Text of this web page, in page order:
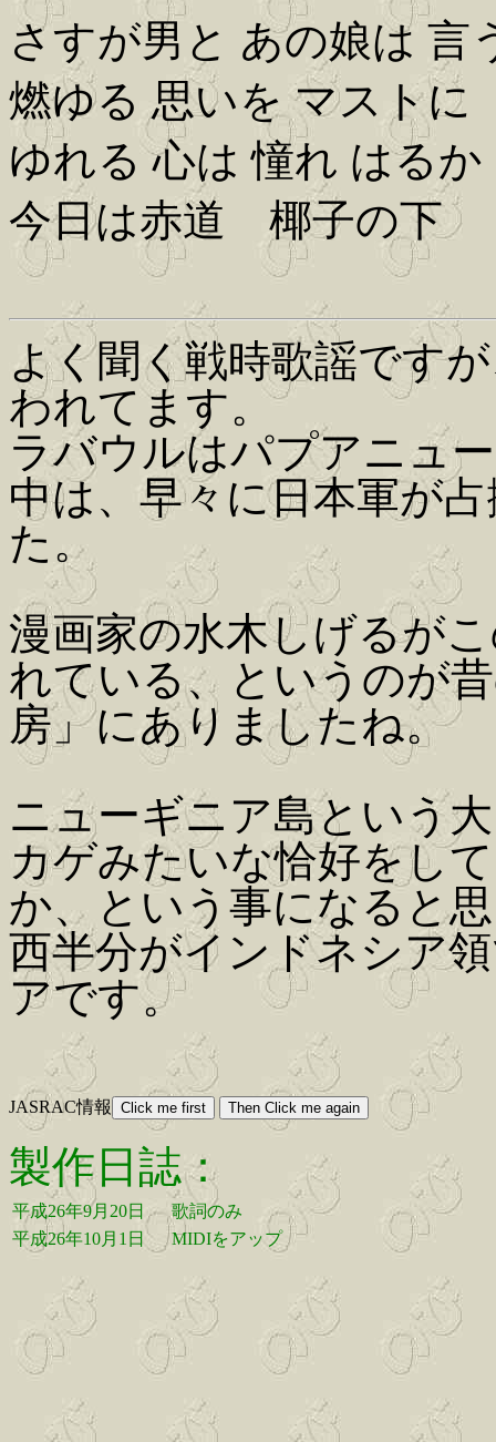
さすが男と あの娘は 言
燃ゆる 思いを マスト
ゆれる 心は 憧れ はるか
今日は赤道 椰子の下
よく聞く戦時歌謡です
われてます。
ラバウルはパプアニュ
中は、早々に日本軍が
た。
漫画家の水木しげるが
れている、というのが
房」にありましたね。
ニューギニア島という
カゲみたいな恰好をし
か、という事になると
西半分がインドネシア
アです。
JASRAC情報
製作日誌：
平成26年9月20日
歌詞のみ
平成26年10月1日
MIDIをアップ